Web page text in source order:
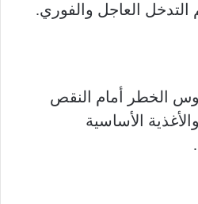
التدخل العاجل والفوري.
الخطر أمام النقص
الأساسية